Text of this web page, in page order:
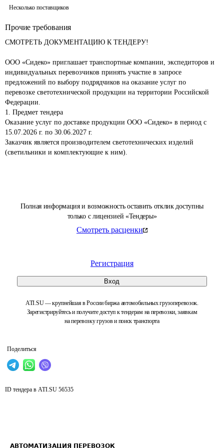
Полная информация и возможность оставить отклик доступны
только с лицензией «Тендеры»
Смотреть расценки
Регистрация
Вход
ATI.SU — крупнейшая в России биржа автомобильных грузоперевозок.
Зарегистрируйтесь и получите доступ к тендерам на перевозки, заявкам
на перевозку грузов и поиск транспорта
Поделиться
Несколько поставщиков
Прочие требования
СМОТРЕТЬ ДОКУМЕНТАЦИЮ К ТЕНДЕРУ!
ООО «Сидеко» приглашает транспортные компании, экспедиторов и
индивидуальных перевозчиков принять участие в запросе
предложений по выбору подрядчиков на оказание услуг по
перевозке светотехнической продукции на территории Российской
Федерации.
1. Предмет тендера
Оказание услуг по доставке продукции ООО «Сидеко» в период с
15.07.2026 г. по 30.06.2027 г.
Заказчик является производителем светотехнических изделий
ID тендера в ATI.SU 56535
АВТОМАТИЗАЦИЯ ПЕРЕВОЗОК